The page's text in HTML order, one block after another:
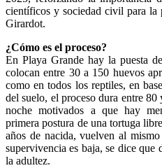
científicos y sociedad civil para la
Girardot.
¿Cómo es el proceso?
En Playa Grande hay la puesta
colocan entre 30 a 150 huevos
como en todos los reptiles, en
del suelo, el proceso dura entre
noche motivados a que hay
primera postura de una tortuga
años de nacida, vuelven al
supervivencia es baja, se dice que
la adultez.